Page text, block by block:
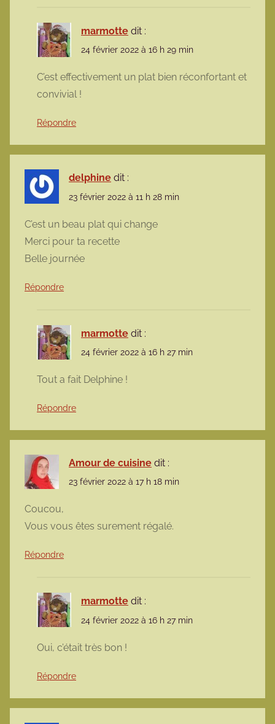
marmotte dit :
24 février 2022 à 16 h 29 min
C’est effectivement un plat bien réconfortant et
convivial !
Répondre
delphine dit :
23 février 2022 à 11 h 28 min
C’est un beau plat qui change
Merci pour ta recette
Belle journée
Répondre
marmotte dit :
24 février 2022 à 16 h 27 min
Tout a fait Delphine !
Répondre
Amour de cuisine dit :
23 février 2022 à 17 h 18 min
Coucou,
Vous vous êtes surement régalé.
Répondre
marmotte dit :
24 février 2022 à 16 h 27 min
Oui, c’était très bon !
Répondre